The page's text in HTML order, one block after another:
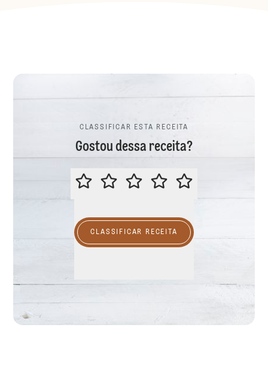
CLASSIFICAR ESTA RECEITA
Gostou dessa receita?
CLASSIFICAR ESTA RECEITA
CLASSIFICAR RECEITA